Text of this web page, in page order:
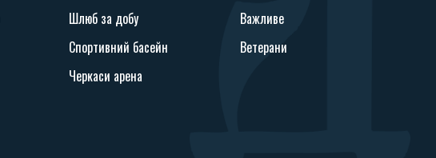
Шлюб за добу
Спортивний басейн
Черкаси арена
Важливе
Ветерани